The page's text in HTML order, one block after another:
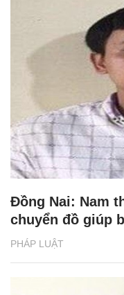
PHÁP LUẬT
Đồng Nai: Nam
chuyển đồ giúp